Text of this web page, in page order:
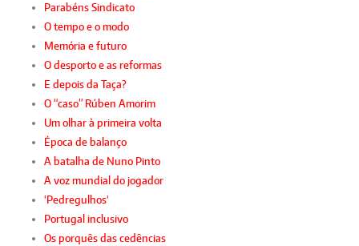
Parabéns Sindicato
O tempo e o modo
Memória e futuro
O desporto e as reformas
E depois da Taça?
O “caso” Rúben Amorim
Um olhar à primeira volta
Época de balanço
A batalha de Nuno Pinto
A voz mundial do jogador
'Pedregulhos'
Portugal inclusivo
Os porquês das cedências